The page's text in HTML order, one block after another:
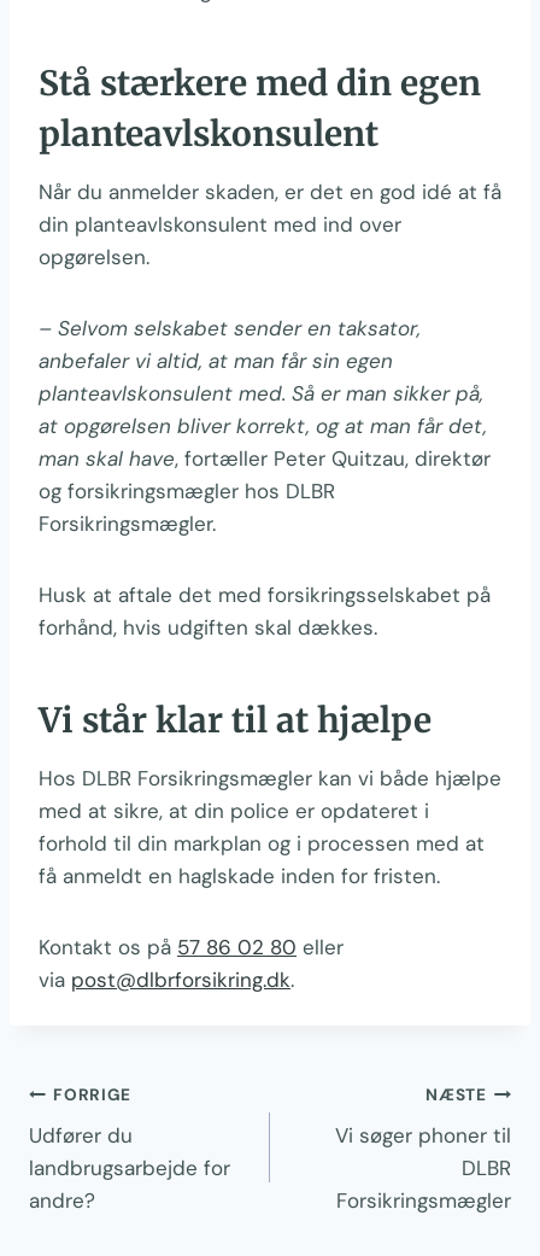
Stå stærkere med din egen
planteavlskonsulent
Når du anmelder skaden, er det en god idé at få
din planteavlskonsulent med ind over
opgørelsen.
– Selvom selskabet sender en taksator,
anbefaler vi altid, at man får sin egen
planteavlskonsulent med. Så er man sikker på,
at opgørelsen bliver korrekt, og at man får det,
man skal have, fortæller Peter Quitzau, direktør
og forsikringsmægler hos DLBR
Forsikringsmægler.
Husk at aftale det med forsikringsselskabet på
forhånd, hvis udgiften skal dækkes.
Vi står klar til at hjælpe
Hos DLBR Forsikringsmægler kan vi både hjælpe
med at sikre, at din police er opdateret i
forhold til din markplan og i processen med at
få anmeldt en haglskade inden for fristen.
Kontakt os på 57 86 02 80 eller
via post@dlbrforsikring.dk.
Indlægsnavigation
FORRIGE
Udfører du
landbrugsarbejde for
andre?
NÆSTE
Vi søger phoner til
DLBR
Forsikringsmægler